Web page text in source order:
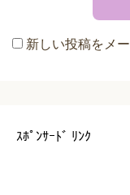
新しい投稿をメ
ｽﾎﾟﾝｻｰﾄﾞ ﾘﾝｸ